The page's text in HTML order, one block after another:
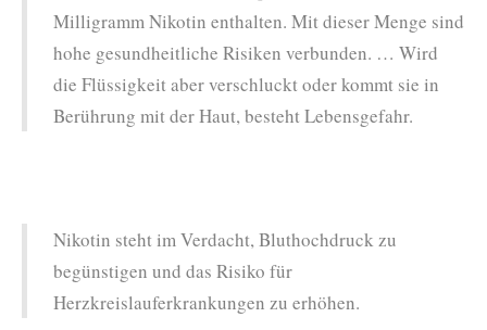
Milligramm Nikotin enthalten. Mit dieser Menge sind
hohe gesundheitliche Risiken verbunden. … Wird
die Flüssigkeit aber verschluckt oder kommt sie in
Berührung mit der Haut, besteht Lebensgefahr.
Nikotin steht im Verdacht, Bluthochdruck zu
begünstigen und das Risiko für
Herzkreislauferkrankungen zu erhöhen.